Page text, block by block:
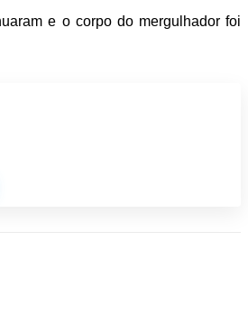
e o corpo do mergulhador foi